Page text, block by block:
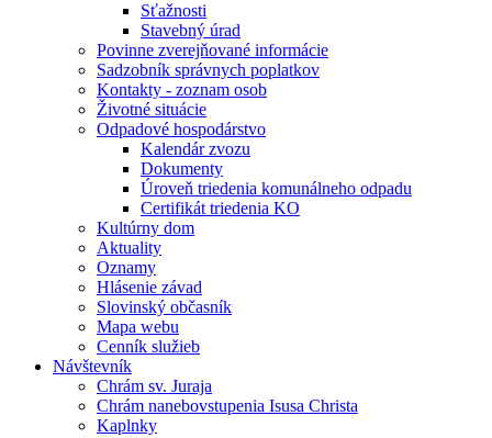
Sťažnosti
Stavebný úrad
Povinne zverejňované informácie
Sadzobník správnych poplatkov
Kontakty - zoznam osob
Životné situácie
Odpadové hospodárstvo
Kalendár zvozu
Dokumenty
Úroveň triedenia komunálneho odpadu
Certifikát triedenia KO
Kultúrny dom
Aktuality
Oznamy
Hlásenie závad
Slovinský občasník
Mapa webu
Cenník služieb
Návštevník
Chrám sv. Juraja
Chrám nanebovstupenia Isusa Christa
Kaplnky